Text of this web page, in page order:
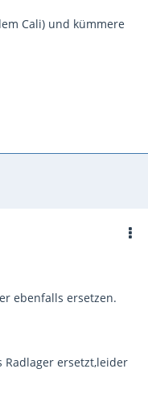
Cali) und kümmere
ebenfalls ersetzen.
Radlager ersetzt,leider